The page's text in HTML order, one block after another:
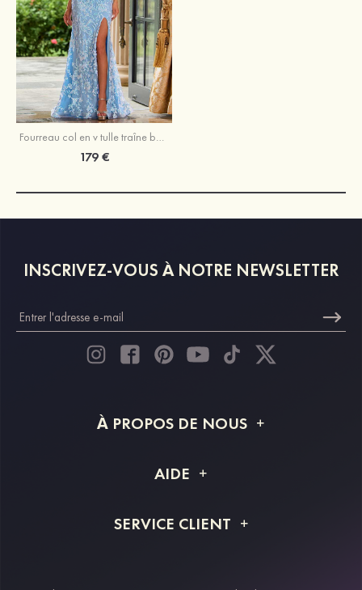
Fourreau col en v tulle traîne balayage robe de bal avec paillettes fendue
179 €
INSCRIVEZ-VOUS À NOTRE NEWSLETTER
À PROPOS DE NOUS
Livraison
AIDE
Retour et remboursement
SERVICE CLIENT